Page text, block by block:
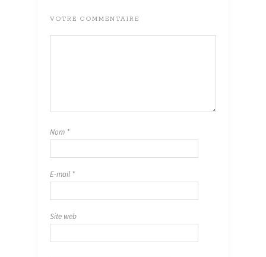
VOTRE COMMENTAIRE
Nom *
E-mail *
Site web